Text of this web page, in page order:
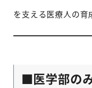
を支える医療人の育
■医学部の